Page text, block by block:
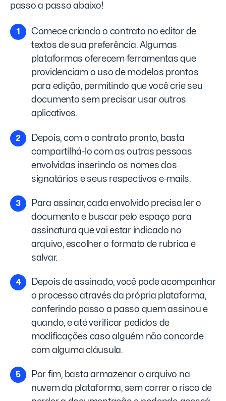
passo a passo abaixo!
Comece criando o contrato no editor de
textos de sua preferência. Algumas
plataformas oferecem ferramentas que
providenciam o uso de modelos prontos
para edição, permitindo que você crie seu
documento sem precisar usar outros
aplicativos.
Depois, com o contrato pronto, basta
compartilhá-lo com as outras pessoas
envolvidas inserindo os nomes dos
signatários e seus respectivos e-mails.
Para assinar, cada envolvido precisa ler o
documento e buscar pelo espaço para
assinatura que vai estar indicado no
arquivo, escolher o formato de rubrica e
salvar.
Depois de assinado, você pode acompanhar
o processo através da própria plataforma,
conferindo passo a passo quem assinou e
quando, e até verificar pedidos de
modificações caso alguém não concorde
com alguma cláusula.
Por fim, basta armazenar o arquivo na
nuvem da plataforma, sem correr o risco de